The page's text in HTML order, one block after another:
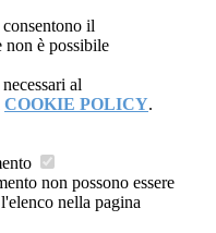
il
non è possibile
al
COOKIE POLICY.
non possono essere
nella pagina